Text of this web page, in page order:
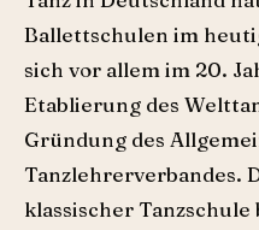
Ballettschulen im
sich vor allem im 20.
Etablierung des
Gründung des
Tanzlehrerverbandes.
klassischer